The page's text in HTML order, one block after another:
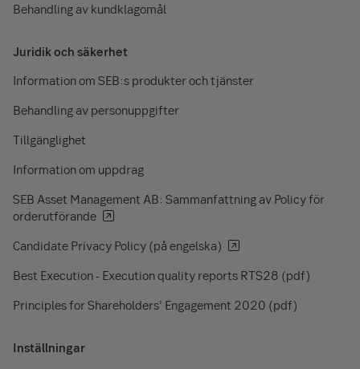
Behandling av kundklagomål
Juridik och säkerhet
Information om SEB:s produkter och tjänster
Behandling av personuppgifter
Tillgänglighet
Information om uppdrag
SEB Asset Management AB: Sammanfattning av Policy för
orderutförande
Candidate Privacy Policy (på engelska)
Best Execution - Execution quality reports RTS28 (pdf)
Principles for Shareholders’ Engagement 2020 (pdf)
Inställningar